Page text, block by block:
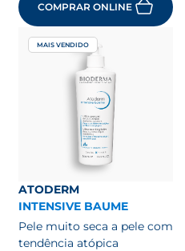
COMPRAR ONLINE
MAIS VENDIDO
ATODERM
INTENSIVE BAUME
Pele muito seca a pele com
tendência atópica